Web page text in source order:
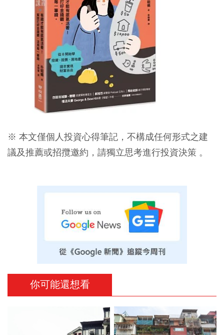
※ 本文僅個人投資心得筆記，不構成任何形式之建
議及推薦或招攬邀約，請獨立思考進行投資決策 。
你可能還想看